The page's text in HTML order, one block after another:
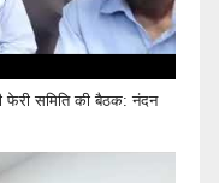
फेरी समिति की बैठक: नंदन